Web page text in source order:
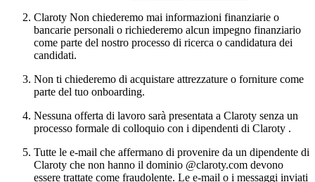
Claroty Non chiederemo mai informazioni finanziarie o
bancarie personali o richiederemo alcun impegno finanziario
come parte del nostro processo di ricerca o candidatura dei
candidati.
Non ti chiederemo di acquistare attrezzature o forniture come
parte del tuo onboarding.
Nessuna offerta di lavoro sarà presentata a Claroty senza un
processo formale di colloquio con i dipendenti di Claroty .
Tutte le e-mail che affermano di provenire da un dipendente di
Claroty che non hanno il dominio @claroty.com devono
essere trattate come fraudolente. Le e-mail o i messaggi inviati